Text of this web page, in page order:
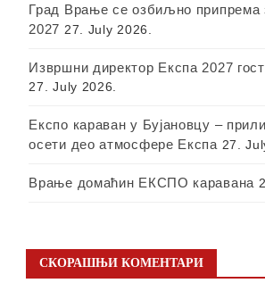
Град Врање се озбиљно
2027 27. July 2026.
Извршни директор Експа 2027
27. July 2026.
Експо караван у Бујановцу –
осети део атмосфере Експа 27.
Врање домаћин ЕКСПО каравана
СКОРАШЊИ КОМЕНТАРИ